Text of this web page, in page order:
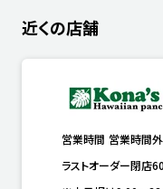
近くの店舗
営業時間 営業時間外
ラストオーダー閉店